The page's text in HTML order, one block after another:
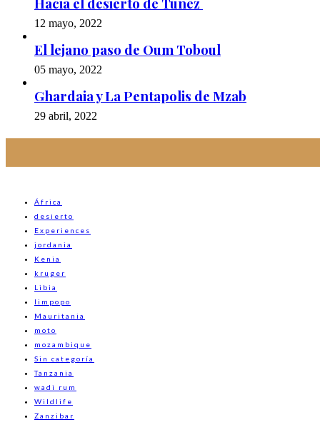
12 mayo, 2022
El lejano paso de Oum Toboul
05 mayo, 2022
Ghardaia y La Pentapolis de Mzab
29 abril, 2022
África
desierto
Experiences
jordania
Kenia
kruger
Libia
limpopo
Mauritania
moto
mozambique
Sin categoría
Tanzania
wadi rum
Wildlife
Zanzibar